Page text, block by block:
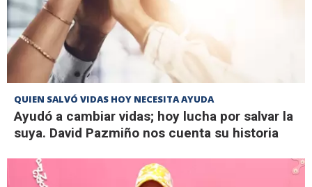
QUIEN SALVÓ VIDAS HOY NECESITA AYUDA
Ayudó a cambiar vidas; hoy lucha por salvar la
suya. David Pazmiño nos cuenta su historia